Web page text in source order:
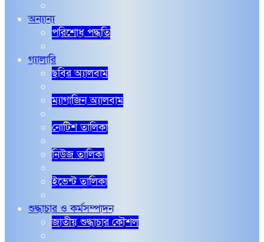
অন্যান্য
পরিশোধ পদ্ধতি
গ্যালারি
ছবির অ্যালবাম
ম্যাগাজিন অ্যালবাম
নোটিশ তালিকা
নিউজ তালিকা
ইভেন্ট তালিকা
শুদ্ধাচার ও কর্মসম্পাদন
জাতীয় শুদ্ধাচার কৌশল